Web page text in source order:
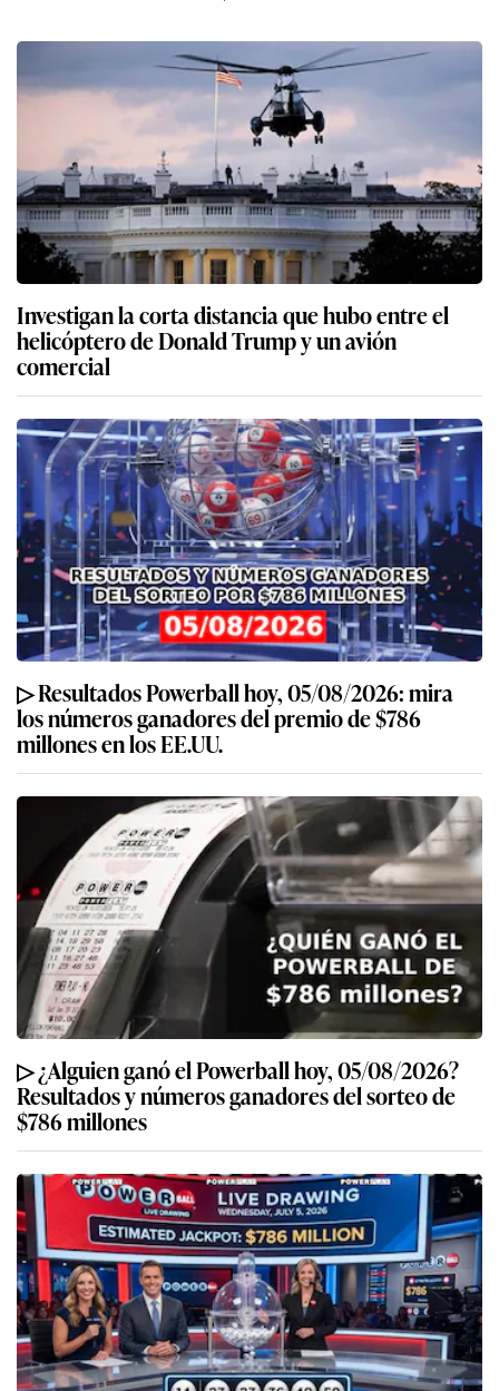
Investigan la corta distancia que hubo entre el
helicóptero de Donald Trump y un avión
comercial
▷ Resultados Powerball hoy, 05/08/2026: mira
los números ganadores del premio de $786
millones en los EE.UU.
▷ ¿Alguien ganó el Powerball hoy, 05/08/2026?
Resultados y números ganadores del sorteo de
$786 millones